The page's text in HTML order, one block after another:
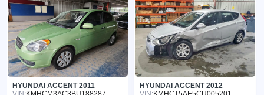
HYUNDAI ACCENT 2011
HYUNDAI ACCENT 2012